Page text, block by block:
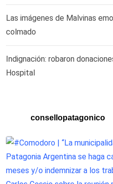
Las imágenes de Malvinas
colmado
Indignación: robaron
Hospital
consellopatagonico